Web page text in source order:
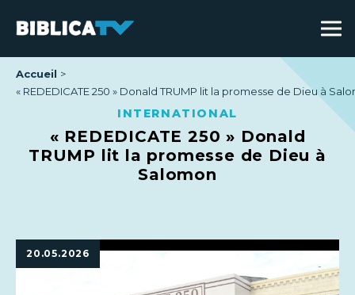
Accueil
« REDEDICATE 250 » Donald TRUMP lit la promesse de Dieu à
INTERNATIONAL
« REDEDICATE 250 » Donald
TRUMP lit la promesse de Dieu à
Salomon
20.05.2026